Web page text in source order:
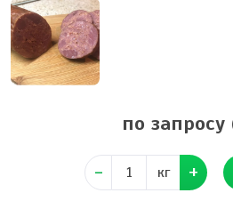
по запросу
кг